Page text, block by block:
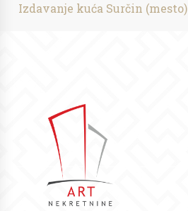
Izdavanje kuća Surčin (mesto)